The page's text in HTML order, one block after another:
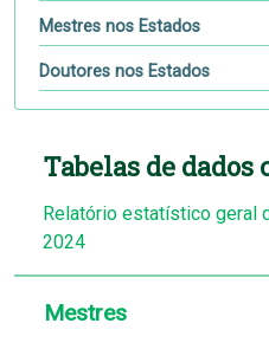
Mestres nos Estados
Doutores nos Estados
Tabelas de dados
Relatório estatístico geral
2024
Mestres